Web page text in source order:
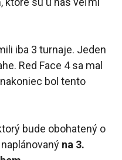
iba 3 turnaje. Jeden
Red Face 4 sa mal
bol tento
bude obohatený o
na 3.